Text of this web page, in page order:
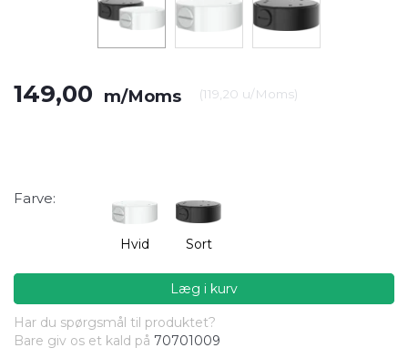
149,00 m/Moms (119,20 u/Moms)
Farve:
Hvid Sort
Læg i kurv
Har du spørgsmål til produktet?
Bare giv os et kald på 70701009